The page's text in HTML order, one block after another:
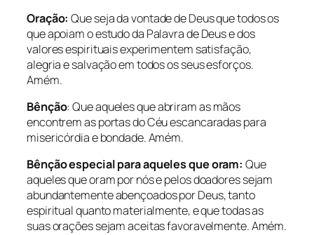
Oração: Que seja da vontade de Deus que todos os
que apoiam o estudo da Palavra de Deus e dos
valores espirituais experimentem satisfação,
alegria e salvação em todos os seus esforços.
Amém.
Bênção: Que aqueles que abriram as mãos
encontrem as portas do Céu escancaradas para
misericórdia e bondade. Amém.
Bênção especial para aqueles que oram: Que
aqueles que oram por nós e pelos doadores sejam
abundantemente abençoados por Deus, tanto
espiritual quanto materialmente, e que todas as
suas orações sejam aceitas favoravelmente. Amém.